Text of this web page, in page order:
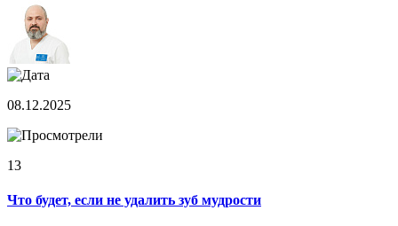
08.12.2025
13
Что будет, если не удалить зуб мудрости